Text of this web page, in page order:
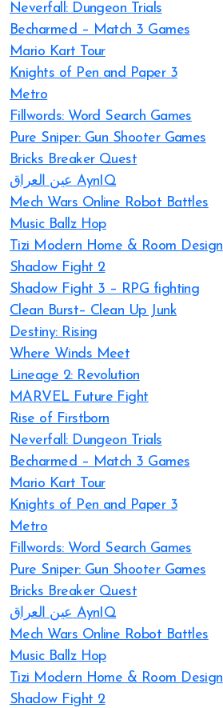
Neverfall: Dungeon Trials
Becharmed – Match 3 Games
Mario Kart Tour
Knights of Pen and Paper 3
Metro
Fillwords: Word Search Games
Pure Sniper: Gun Shooter Games
Bricks Breaker Quest
عين العراق AynIQ
Mech Wars Online Robot Battles
Music Ballz Hop
Tizi Modern Home & Room Design
Shadow Fight 2
Shadow Fight 3 – RPG fighting
Clean Burst– Clean Up Junk
Destiny: Rising
Where Winds Meet
Lineage 2: Revolution
MARVEL Future Fight
Rise of Firstborn
Neverfall: Dungeon Trials
Becharmed – Match 3 Games
Mario Kart Tour
Knights of Pen and Paper 3
Metro
Fillwords: Word Search Games
Pure Sniper: Gun Shooter Games
Bricks Breaker Quest
عين العراق AynIQ
Mech Wars Online Robot Battles
Music Ballz Hop
Tizi Modern Home & Room Design
Shadow Fight 2